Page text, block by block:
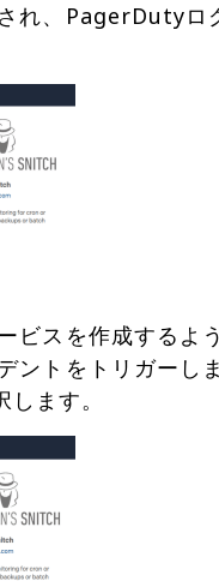
れ、PagerDutyロ
ビスを作成するよ
ントをトリガーし